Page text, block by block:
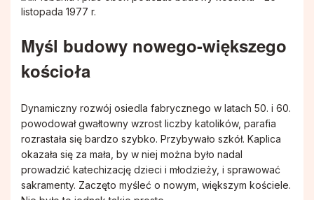
Myśl budowy nowego-większego
kościoła
Dynamiczny rozwój osiedla fabrycznego w latach 50. i 60.
powodował gwałtowny wzrost liczby katolików, parafia
rozrastała się bardzo szybko. Przybywało szkół. Kaplica
okazała się za mała, by w niej można było nadal
prowadzić katechizację dzieci i młodzieży, i sprawować
sakramenty. Zaczęto myśleć o nowym, większym kościele.